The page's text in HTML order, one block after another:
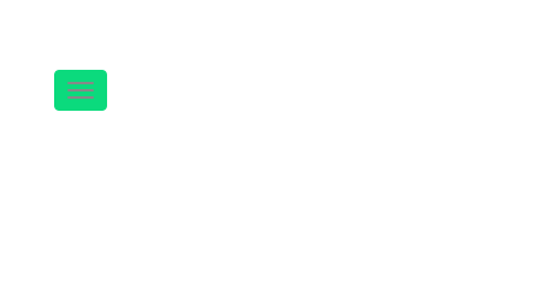
Navigation